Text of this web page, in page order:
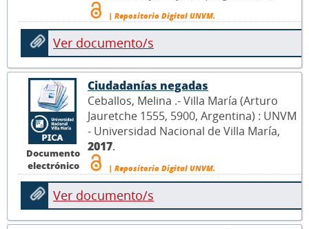
| Repositorio Digital UNVM.
Ver documento/s
Documento
electrónico
Ciudadanías negadas
Ceballos, Melina .- Villa María (Arturo
Jauretche 1555, 5900, Argentina) : UNVM
- Universidad Nacional de Villa María,
2017.
| Repositorio Digital UNVM.
Ver documento/s